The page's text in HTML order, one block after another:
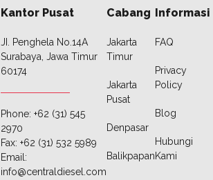
Kantor Pusat
JI. Penghela No.14A
Surabaya, Jawa Timur
60174
Phone: +62 (31) 545
2970
Fax: +62 (31) 532 5989
Email:
info@centraldiesel.com
Cabang
Jakarta
Timur
Jakarta
Pusat
Denpasar
Balikpapan
Informasi
FAQ
Privacy
Policy
Blog
Hubungi
Kami